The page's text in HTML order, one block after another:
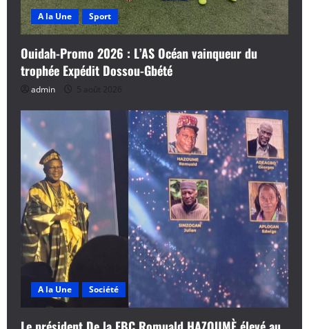
A la Une Sport
Ouidah-Promo 2026 : L’AS Océan vainqueur du
trophée Expédit Dossou-Gbété
admin 5 août 2026
A la Une Société